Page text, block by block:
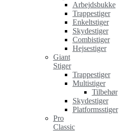
Arbejdsbukke
Trappestiger
Enkeltstiger
Skydestiger
Combistiger
Hejsestiger
Giant
Stiger
Trappestiger
Multistiger
Tilbehør
Skydestiger
Platformsstiger
Pro
Classic